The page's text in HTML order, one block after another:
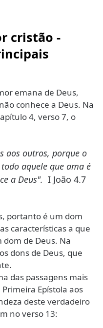
cristão -
emana de Deus,
conhece a Deus. Na
4, verso 7, o
aos outros, porque o
aquele que ama é
a Deus". I João 4.7
portanto é um dom
características a que
de Deus. Na
dons de Deus, que
das passagens mais
Epístola aos
deste verdadeiro
no verso 13: